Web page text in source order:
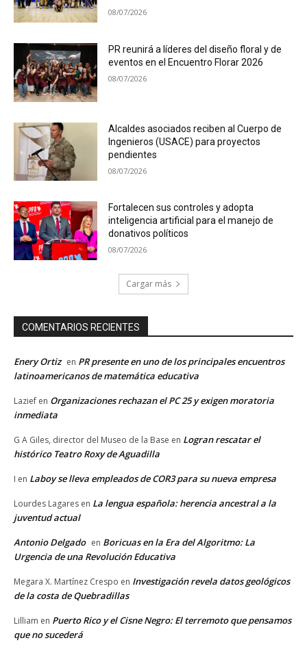
08/07/2026
PR reunirá a líderes del diseño floral y de
eventos en el Encuentro Florar 2026
08/07/2026
Alcaldes asociados reciben al Cuerpo de
Ingenieros (USACE) para proyectos
pendientes
08/07/2026
Fortalecen sus controles y adopta
inteligencia artificial para el manejo de
donativos políticos
08/07/2026
Cargar más
COMENTARIOS RECIENTES
Enery Ortiz en PR presente en uno de los principales encuentros
latinoamericanos de matemática educativa
Lazief en Organizaciones rechazan el PC 25 y exigen moratoria
inmediata
G A Giles, director del Museo de la Base en Logran rescatar el
histórico Teatro Roxy de Aguadilla
I en Laboy se lleva empleados de COR3 para su nueva empresa
Lourdes Lagares en La lengua española: herencia ancestral a la
juventud actual
Antonio Delgado en Boricuas en la Era del Algoritmo: La
Urgencia de una Revolución Educativa
Megara X. Martínez Crespo en Investigación revela datos geológicos
de la costa de Quebradillas
Lilliam en Puerto Rico y el Cisne Negro: El terremoto que pensamos
que no sucederá